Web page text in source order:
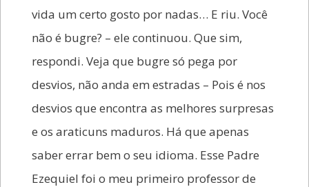
vida um certo gosto por nadas… E riu. Você
não é bugre? – ele continuou. Que sim,
respondi. Veja que bugre só pega por
desvios, não anda em estradas – Pois é nos
desvios que encontra as melhores surpresas
e os araticuns maduros. Há que apenas
saber errar bem o seu idioma. Esse Padre
Ezequiel foi o meu primeiro professor de